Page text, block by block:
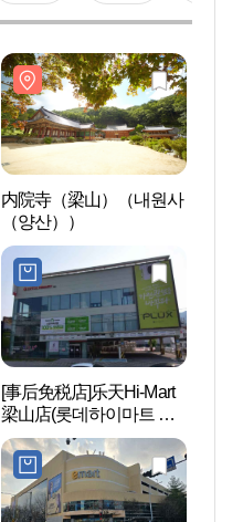
内院寺（梁山）（내원사
（양산））
[事后免税店]乐天Hi-Mart
梁山店(롯데하이마트 양
산점)